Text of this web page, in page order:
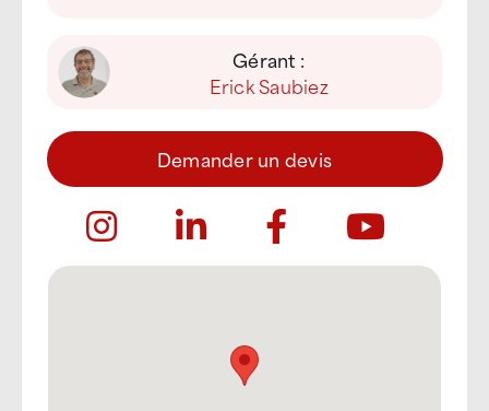
Gérant :
Erick Saubiez
Demander un devis